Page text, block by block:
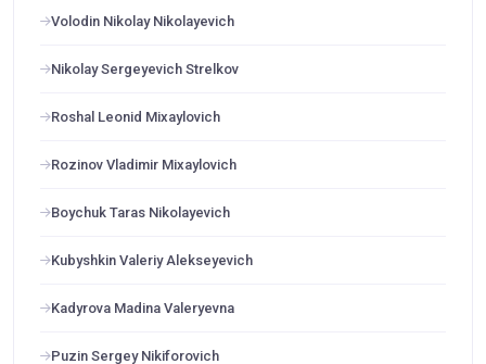
Volodin Nikolay Nikolayevich
Nikolay Sergeyevich Strelkov
Roshal Leonid Mixaylovich
Rozinov Vladimir Mixaylovich
Boychuk Taras Nikolayevich
Kubyshkin Valeriy Alekseyevich
Kadyrova Madina Valeryevna
Puzin Sergey Nikiforovich